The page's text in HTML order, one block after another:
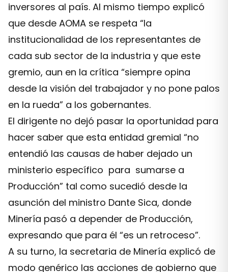
inversores al país. Al mismo tiempo explicó
que desde AOMA se respeta “la
institucionalidad de los representantes de
cada sub sector de la industria y que este
gremio, aun en la crítica “siempre opina
desde la visión del trabajador y no pone palos
en la rueda” a los gobernantes.
El dirigente no dejó pasar la oportunidad para
hacer saber que esta entidad gremial “no
entendió las causas de haber dejado un
ministerio específico para sumarse a
Producción” tal como sucedió desde la
asunción del ministro Dante Sica, donde
Minería pasó a depender de Producción,
expresando que para él “es un retroceso”.
A su turno, la secretaria de Minería explicó de
modo genérico las acciones de gobierno que